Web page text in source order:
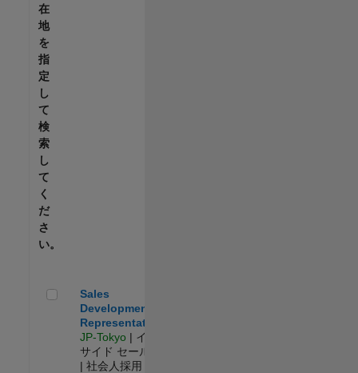
在
地
を
指
定
し
て
検
索
し
て
く
だ
さ
い。
Sales Development Representative
Sales
Development
Representative
JP-Tokyo | イン
サイド セールス
| 社会人採用